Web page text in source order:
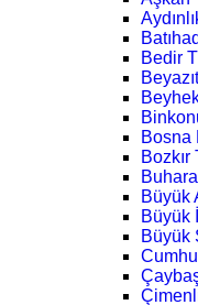
Bedir
Bosna
Bozkır
Büyük
Büyük
Büyük